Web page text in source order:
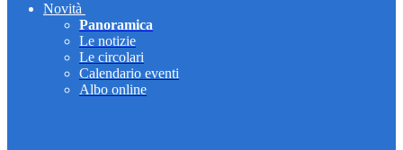
Novità
Panoramica
Le notizie
Le circolari
Calendario eventi
Albo online